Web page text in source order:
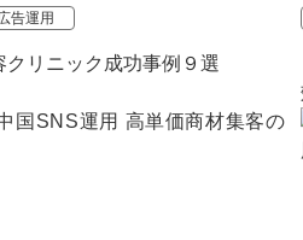
告運用
クリニック成功事例９選